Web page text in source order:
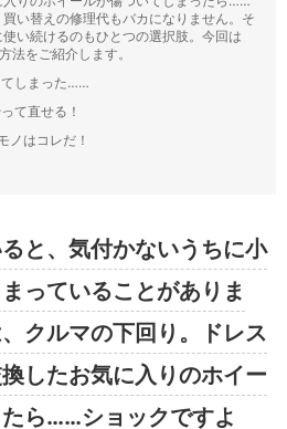
い替えの修理代もバカになりません。そ
い続けるのもひとつの選択肢。今回は
法をご紹介します。
てしまった……
て直せる！
ノはコレだ！
と、気付かないうちに小
っていることがありま
クルマの下回り。ドレス
したお気に入りのホイー
ら……ショックですよ